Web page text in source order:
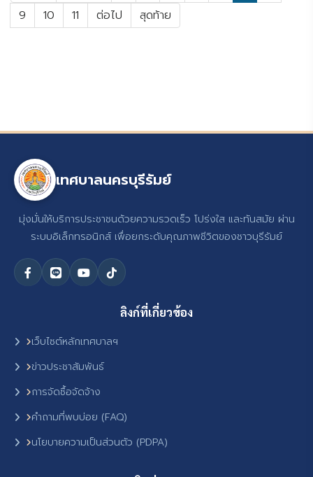
9
10 11 ต่อไป สุดท้าย
เทศบาลนครบุรีรัมย์
มุ่งมั่นให้บริการประชาชนด้วยความรวดเร็ว โปร่งใส และทันสมัย ผ่าน
ระบบอิเล็กทรอนิกส์ เพื่อยกระดับคุณภาพชีวิตของชาวบุรีรัมย์
ลิงก์ที่เกี่ยวข้อง
เว็บไซต์หลักเทศบาลฯ
ข่าวประชาสัมพันธ์
การจัดซื้อจัดจ้าง
คำถามที่พบบ่อย (FAQ)
นโยบายความเป็นส่วนตัว (PDPA)